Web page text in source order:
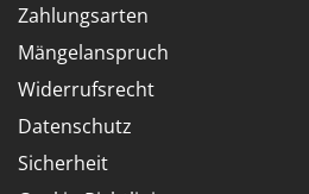
Smartwood
Smeg
Snapper
Solidur
Spice Electronics
Zahlungsarten
Mängelanspruch
Widerrufsrecht
Datenschutz
Sicherheit